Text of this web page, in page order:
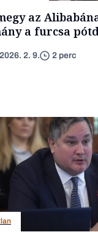
az
a furcsa
2026. 2. 9. 2 perc